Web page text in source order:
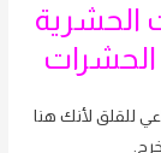
الحشرية
للقلق لأنك هنا